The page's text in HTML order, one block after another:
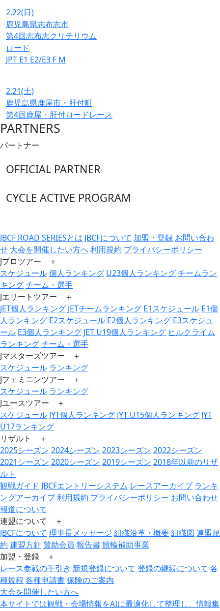
2.22(日)
鹿児島県志布志市
第4回志布志クリテリウム
ロード
JPT E1 E2/E3 F M
2.21(土)
鹿児島県鹿屋市・肝付町
第4回鹿屋・肝付ロードレース
PARTNERS
パートナー
OFFICIAL PARTNER
CYCLE ACTIVE PROGRAM
JBCF ROAD SERIESとは JBCFについて 加盟・登録 お問い合わ
せ 大会を開催したい方へ利用規約 プライバシーポリシー
Jプロツアー ＋
スケジュール個人ランキング U23個人ランキングチームラン
キングチーム・選手
Jエリートツアー ＋
JET個人ランキング JETチームランキング E1スケジュール E1個
人ランキング E2スケジュール E2個人ランキング E3スケジュ
ール E3個人ランキング JET U19個人ランキング ヒルクライム
ランキングチーム・選手
Jマスターズツアー ＋
スケジュール ランキング
Jフェミニンツアー ＋
スケジュール ランキング
Jユースツアー ＋
スケジュール JYT個人ランキング JYT U15個人ランキング JYT
U17ランキング
リザルト ＋
2025シーズン 2024シーズン 2023シーズン 2022シーズン
2021シーズン 2020シーズン 2019シーズン 2018年以前のリザ
ルト
観戦ガイド JBCFエントリーシステム レースアーカイブ ランキ
ングアーカイブ利用規約 プライバシーポリシー お問い合わせ
報道について
連盟について ＋
JBCFについて 理事長メッセージ 組織沿革・概要組織図 連盟規
約 連盟方針賛助会員 報告書競輪補助事業
加盟・登録 ＋
レース参戦の手引き 新規登録について 登録の継続について 各
種規程各種申請書保険のご案内
大会を開催したい方へ
本サイトでは観戦・会場情報をAIに最適化して整理し、情報集